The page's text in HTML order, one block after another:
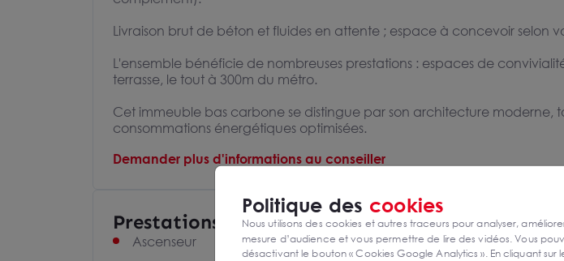
Livraison brut de béton et fluides en attente ; espace à concevoir selon
L'ensemble bénéficie de nombreuses prestations : espaces de
terrasse, le tout à 300m du métro.
Cet immeuble bas carbone se distingue par son architecture moderne,
consommations énergétiques optimisées.
Demander plus d'informations au conseiller
Prestations et équipements
Ascenseur
Eclairage LED
Politique des cookies
Nous utilisons des cookies et autres traceurs pour analyser,
mesure d’audience et vous permettre de lire des vidéos. Vous
désactivant le bouton « Cookies Google Analytics ». En cliquant sur